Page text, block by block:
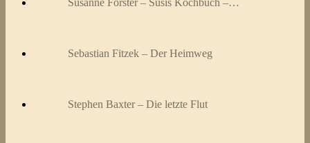
Sebastian Fitzek – Der Heimweg
Stephen Baxter – Die letzte Flut